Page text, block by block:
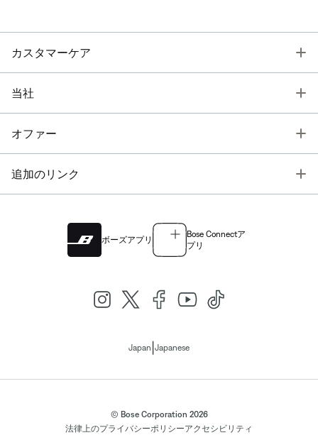
カスタマーケア
当社
オファー
追加のリンク
ボーズアプリ
Bose Connectア
プリ
Japan Japanese
© Bose Corporation 2026
法律上のプライバシーポリシーアクセシビリティ